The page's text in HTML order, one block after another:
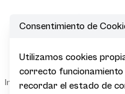
Inicio |
Sala de
Prensa
|
Consentimiento de
Utilizamos cookies
correcto
recordar el estado de